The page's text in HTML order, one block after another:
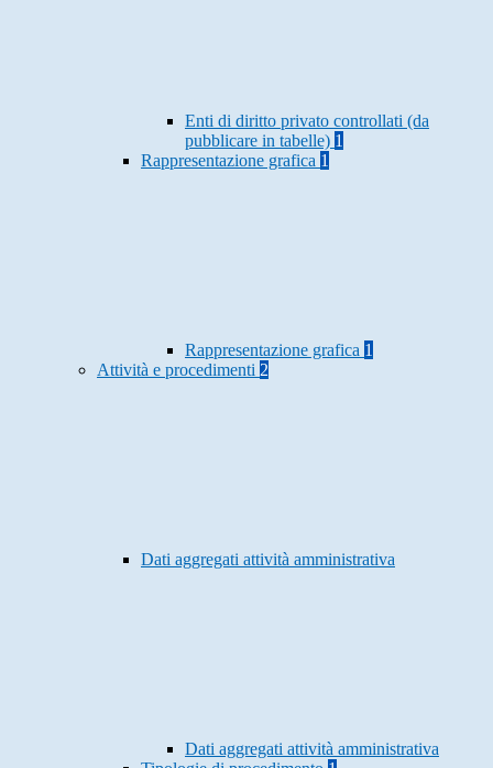
Enti di diritto privato controllati (da
pubblicare in tabelle) 1
Rappresentazione grafica 1
Rappresentazione grafica 1
Attività e procedimenti 2
Dati aggregati attività amministrativa
Dati aggregati attività amministrativa